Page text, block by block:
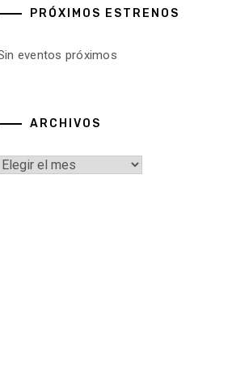
PRÓXIMOS ESTRENOS
eventos próximos
ARCHIVOS
Archivos